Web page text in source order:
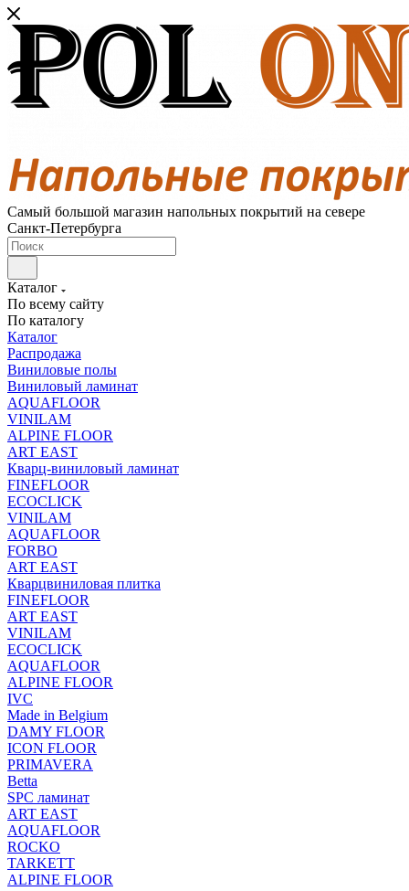
Самый большой магазин напольных покрытий на севере
Санкт-Петербурга
Каталог
По всему сайту
По каталогу
Каталог
Распродажа
Виниловые полы
Виниловый ламинат
AQUAFLOOR
VINILAM
ALPINE FLOOR
ART EAST
Кварц-виниловый ламинат
FINEFLOOR
ECOCLICK
VINILAM
AQUAFLOOR
FORBO
ART EAST
Кварцвиниловая плитка
FINEFLOOR
ART EAST
VINILAM
ECOCLICK
AQUAFLOOR
ALPINE FLOOR
IVC
Made in Belgium
DAMY FLOOR
ICON FLOOR
PRIMAVERA
Betta
SPC ламинат
ART EAST
AQUAFLOOR
ROCKO
TARKETT
ALPINE FLOOR